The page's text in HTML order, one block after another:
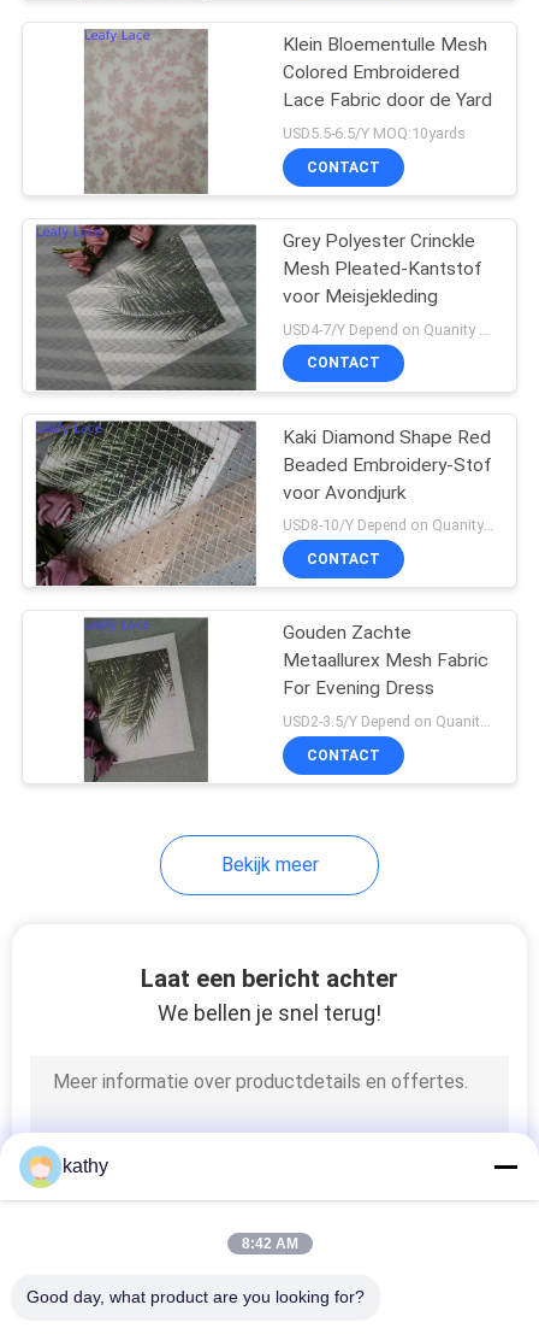
Geborduurde
Oogjestof
29
De Stof van het
rekkant
Tulle Mesh Fabric
folie gedrukte stof
Geparelde
Borduurwerkstof
Klein Bloementulle Mesh
Colored Embroidered
Lace Fabric door de Yard
USD5.5-6.5/Y MOQ:10yards
CONTACT
Grey Polyester Crinckle
Mesh Pleated-Kantstof
voor Meisjekleding
CONTACT
Kaki Diamond Shape Red
Beaded Embroidery-Stof
voor Avondjurk
USD8-10/Y Depend on Quanity MOQ:10yards
CONTACT
Gouden Zachte
Metaallurex Mesh Fabric
For Evening Dress
USD2-3.5/Y Depend on Quanity MOQ:10yards
CONTACT
Bekijk meer
Laat een bericht achter
We bellen je snel terug!
kathy
8:42 AM
Good day, what product are you looking for?